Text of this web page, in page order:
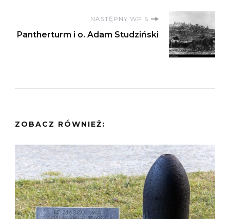
NASTĘPNY WPIS
Pantherturm i o. Adam Studziński
ZOBACZ RÓWNIEŻ: